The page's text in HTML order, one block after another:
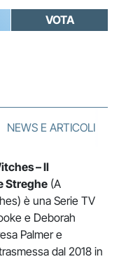
VOTA
NEWS E ARTICOLI
– Il
Streghe(A
è una Serie TV
e Deborah
Palmer e
dal 2018 in